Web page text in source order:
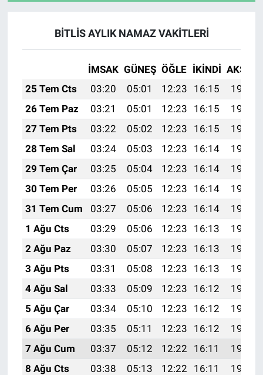
BİTLİS AYLIK NAMAZ VAKITLERI
İMSAK GÜNEŞ ÖĞLE İKINDI AKŞAM
25 Tem Cts
03:20 05:01 12:23 16:15
19:36
26 Tem Paz
03:21 05:01 12:23 16:15
19:35
27 Tem Pts
03:22 05:02 12:23 16:15
19:34
28 Tem Sal
03:24 05:03 12:23 16:14
19:33
29 Tem Çar
03:25 05:04 12:23 16:14
19:32
30 Tem Per
03:26 05:05 12:23 16:14
19:31
31 Tem Cum
03:27 05:06 12:23 16:14
19:31
1 Ağu Cts
03:29 05:06 12:23 16:13
19:30
2 Ağu Paz
03:30 05:07 12:23 16:13
19:29
3 Ağu Pts
03:31 05:08 12:23 16:13
19:28
4 Ağu Sal
03:33 05:09 12:23 16:12
19:27
5 Ağu Çar
03:34 05:10 12:23 16:12
19:25
6 Ağu Per
03:35 05:11 12:23 16:12
19:24
7 Ağu Cum
03:37 05:12 12:22 16:11
19:23
8 Ağu Cts
03:38 05:13 12:22 16:11
19:22